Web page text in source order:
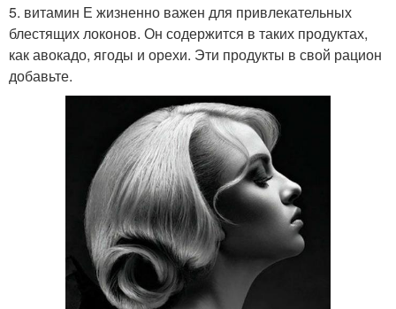
5. витамин Е жизненно важен для привлекательных
блестящих локонов. Он содержится в таких продуктах,
как авокадо, ягоды и орехи. Эти продукты в свой рацион
добавьте.